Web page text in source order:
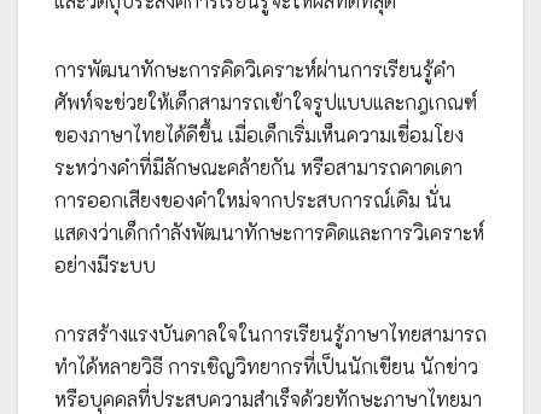
การพัฒนาทักษะการคิดวิเคราะห์ผ่านการเรียนรู้คำ
ศัพท์จะช่วยให้เด็กสามารถเข้าใจรูปแบบและกฎเกณฑ์
ของภาษาไทยได้ดีขึ้น เมื่อเด็กเริ่มเห็นความเชื่อมโยง
ระหว่างคำที่มีลักษณะคล้ายกัน หรือสามารถคาดเดา
การออกเสียงของคำใหม่จากประสบการณ์เดิม นั่น
แสดงว่าเด็กกำลังพัฒนาทักษะการคิดและการวิเคราะห์
อย่างมีระบบ
การสร้างแรงบันดาลใจในการเรียนรู้ภาษาไทยสามารถ
ทำได้หลายวิธี การเชิญวิทยากรที่เป็นนักเขียน นักข่าว
หรือบุคคลที่ประสบความสำเร็จด้วยทักษะภาษาไทยมา